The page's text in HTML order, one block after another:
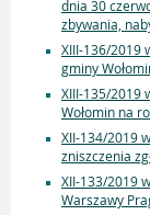
dnia 30
zbywania,
XIII-136/2019
gminy
XIII-135/2019
Wołomin na
XII-134/2019
zniszczenia
XII-133/2019
Warszawy